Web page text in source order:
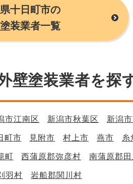
十日町市の
装業者一覧
壁塗装業者を探
市江南区 新潟市秋葉区 新潟
町市 見附市 村上市 燕市 糸
町 西蒲原郡弥彦村 南蒲原郡
羽村 岩船郡関川村